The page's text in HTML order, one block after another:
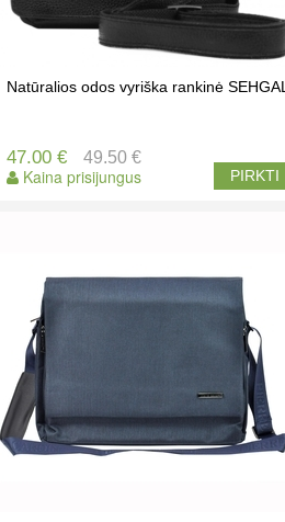
Natūralios odos vyriška rankinė SEHGAL
47.00 €
Kaina prisijungus
49.50 €
PIRKTI